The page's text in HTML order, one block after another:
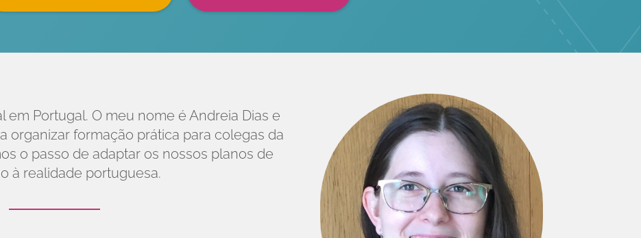
em Portugal. O meu nome é Andreia Dias e
organizar formação prática para colegas da
o passo de adaptar os nossos planos de
à realidade portuguesa.